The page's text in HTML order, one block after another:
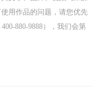
用作品的问题，请您优先
880-9888），我们会第